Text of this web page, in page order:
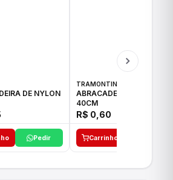
DE NYLON
Pedir
TRAMONTINA
ABRACADEIRA DE NYLON
40CM
R$ 0,60
Carrinho